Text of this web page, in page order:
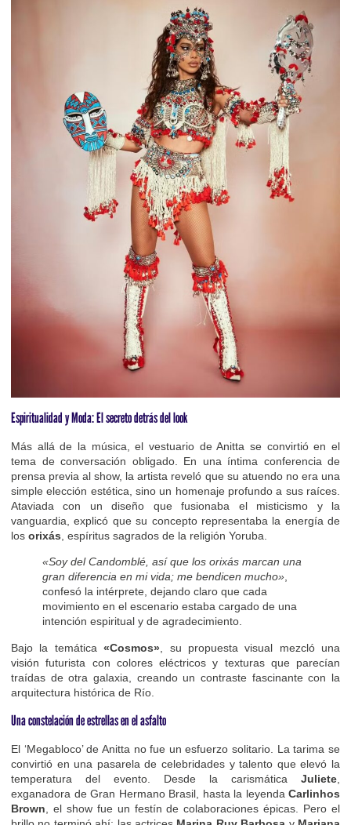
Espiritualidad y Moda: El secreto detrás del look
Más allá de la música, el vestuario de Anitta se convirtió en el
tema de conversación obligado. En una íntima conferencia de
prensa previa al show, la artista reveló que su atuendo no era una
simple elección estética, sino un homenaje profundo a sus raíces.
Ataviada con un diseño que fusionaba el misticismo y la
vanguardia, explicó que su concepto representaba la energía de
los orixás , espíritus sagrados de la religión Yoruba.
«Soy del Candomblé, así que los orixás marcan una
gran diferencia en mi vida; me bendicen mucho»,
confesó la intérprete, dejando claro que cada
movimiento en el escenario estaba cargado de una
intención espiritual y de agradecimiento.
Bajo la temática«Cosmos» , su propuesta visual mezcló una
visión futurista con colores eléctricos y texturas que parecían
traídas de otra galaxia, creando un contraste fascinante con la
arquitectura histórica de Río.
Una constelación de estrellas en el asfalto
El ‘Megabloco’ de Anitta no fue un esfuerzo solitario. La tarima se
convirtió en una pasarela de celebridades y talento que elevó la
temperatura del evento. Desde la carismática Juliete
exganadora de Gran Hermano Brasil, hasta la leyenda Carlinhos
Brown , el show fue un festín de colaboraciones épicas. Pero el